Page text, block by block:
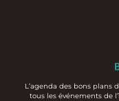
L’agenda des bons
tous les événements de